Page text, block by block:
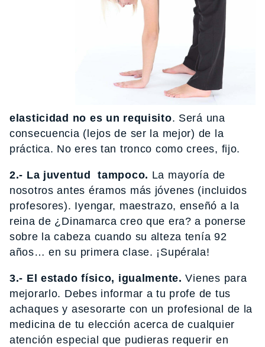
elasticidad no es un requisito. Será una
consecuencia (lejos de ser la mejor) de la
práctica. No eres tan tronco como crees, fijo.
2.- La juventud tampoco. La mayoría de
nosotros antes éramos más jóvenes (incluidos
profesores). Iyengar, maestrazo, enseñó a la
reina de ¿Dinamarca creo que era? a ponerse
sobre la cabeza cuando su alteza tenía 92
años… en su primera clase. ¡Supérala!
3.- El estado físico, igualmente. Vienes para
mejorarlo. Debes informar a tu profe de tus
achaques y asesorarte con un profesional de la
medicina de tu elección acerca de cualquier
atención especial que pudieras requerir en